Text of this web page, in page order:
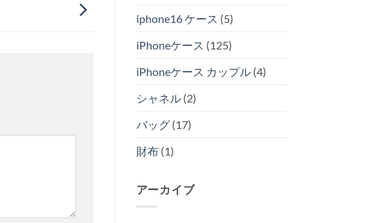
iphone16 ケース (5)
iPhoneケース (125)
iPhoneケース カップル(4)
シャネル(2)
バッグ(17)
財布(1)
アーカイブ